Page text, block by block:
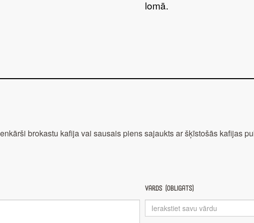
lomā.
brokastu kafija vai sausais piens sajaukts ar šķīstošās kafijas
Vārds (obligāts)